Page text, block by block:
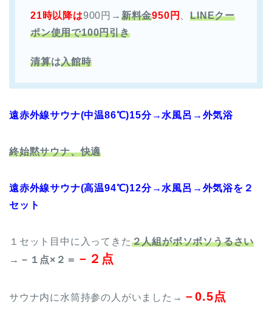
21時以降は900円→ 新料金950円 、LINEクー
ポン使用で100円引き
清算は入館時
遠赤外線サウナ(中温86℃)15分→水風呂→外気浴
終始黙サウナ、快適
遠赤外線サウナ(高温94℃)12分→水風呂→外気浴を２
セット
１セット目中に入ってきた２人組がボソボソうるさい
→－１点×２＝ －２点
サウナ内に水筒持参の人がいました→ －0.5点